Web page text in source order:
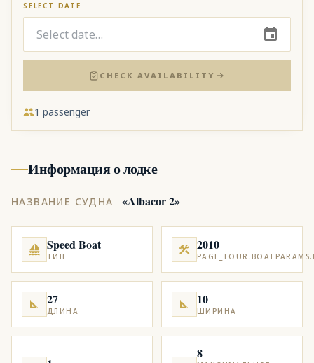
SELECT DATE
CHECK AVAILABILITY
1 passenger
Информация о лодке
НАЗВАНИЕ СУДНА «Albacor 2»
Speed Boat
ТИП
2010
27
ДЛИНА
10
ШИРИНА
8